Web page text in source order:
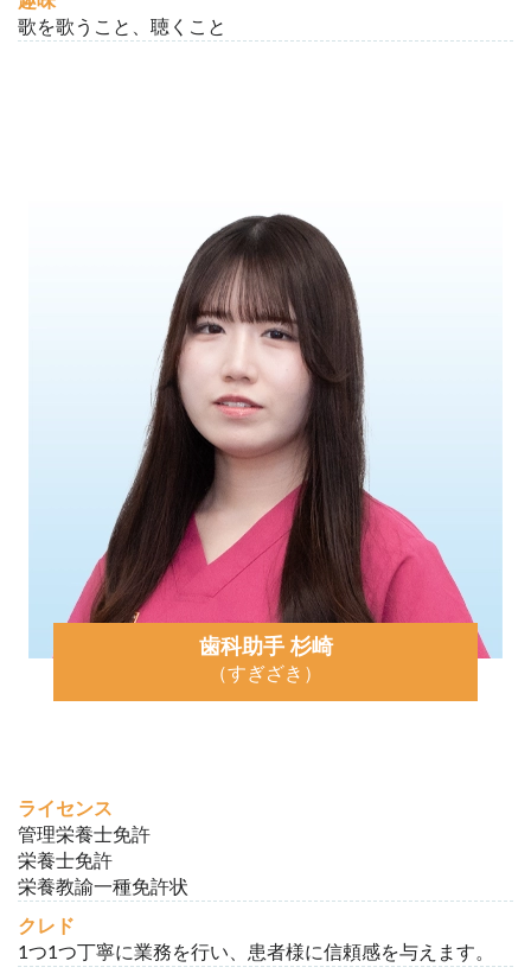
歌を歌うこと、聴くこと
歯科助手 杉崎
（すぎざき）
ライセンス
管理栄養士免許
栄養士免許
栄養教諭一種免許状
クレド
1つ1つ丁寧に業務を行い、患者様に信頼感を与えます。